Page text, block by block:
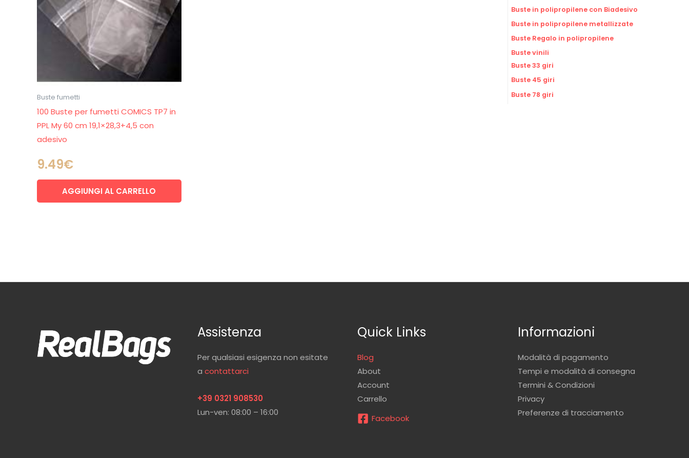
Buste fumetti
100 Buste per fumetti COMICS TP7 in
PPL My 60 cm 19,1×28,3+4,5 con
adesivo
9.49€
AGGIUNGI AL CARRELLO
Buste in polipropilene con Biadesivo
Buste in polipropilene metallizzate
Buste Regalo in polipropilene
Buste vinili
Buste 33 giri
Buste 45 giri
Buste 78 giri
Assistenza
Per qualsiasi esigenza non esitate
a contattarci
+39 0321 908530
Lun-ven: 08:00 – 16:00
Quick Links
Blog
About
Account
Carrello
Facebook
Informazioni
Modalità di pagamento
Tempi e modalità di consegna
Termini & Condizioni
Privacy
Preferenze di tracciamento